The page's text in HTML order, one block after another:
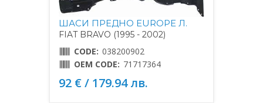
ШАСИ ПРЕДНО EUROPE Л.
FIAT BRAVO (1995 - 2002)
CODE: 038200902
OEM CODE: 71717364
92 € / 179.94 лв.